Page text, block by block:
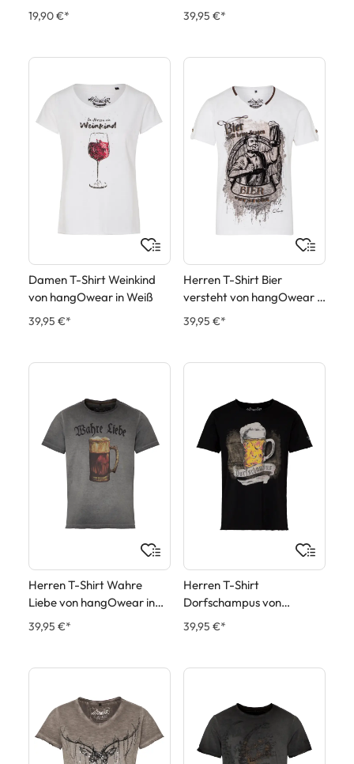
19,90 €* 39,95 €*
Damen T-Shirt Weinkind
von hangOwear in Weiß
39,95 €*
Herren T-Shirt Bier
versteht von hangOwear in
Weiß
39,95 €*
Herren T-Shirt Wahre
Liebe von hangOwear in
Grau
39,95 €*
Herren T-Shirt
Dorfschampus von
hangOwear in Schwarz
39,95 €*